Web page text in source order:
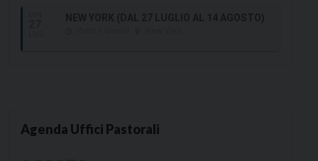
Agenda Uffici Pastorali